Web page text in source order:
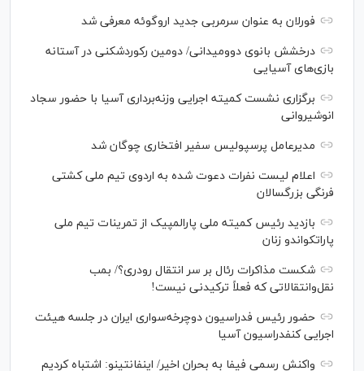
فورلان به عنوان سرمربی جدید اروگوئه معرفی شد
درخشش بانوی دوومیدانی/ دومین رکوردشکنی در آستانه
بازی‌های آسیایی
برگزاری نشست کمیته اجرایی وزنه‌برداری آسیا با حضور سجاد
انوشیروانی
مدیرعامل پرسپولیس سفیر افتخاری چوگان شد
اعلام لیست نفرات دعوت شده به اردوی تیم ملی کشتی
فرنگی بزرگسالان
بازدید رئیس کمیته ملی پارالمپیک از تمرینات تیم ملی
پاراتکواندو زنان
شکست مذاکرات رئال بر سر انتقال رودری؟/ بمب
نقل‌وانتقالاتی که فعلاً ترکیدنی نیست!
حضور رئیس فدراسیون دوچرخه‌سواری ایران در جلسه هیئت
اجرایی کنفدراسیون آسیا
واکنش رسمی فیفا به بحران اخیر/ اینفانتینو: اشتباه کردیم